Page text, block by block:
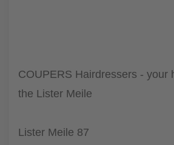
COUPERS Hairdressers - your
the Lister Meile
Lister Meile 87